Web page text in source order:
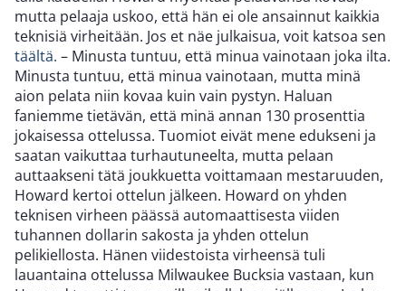
mutta pelaaja uskoo, että hän ei ole ansainnut kaikkia
teknisiä virheitään. Jos et näe julkaisua, voit katsoa sen
täältä. – Minusta tuntuu, että minua vainotaan joka ilta.
Minusta tuntuu, että minua vainotaan, mutta minä
aion pelata niin kovaa kuin vain pystyn. Haluan
faniemme tietävän, että minä annan 130 prosenttia
jokaisessa ottelussa. Tuomiot eivät mene edukseni ja
saatan vaikuttaa turhautuneelta, mutta pelaan
auttaakseni tätä joukkuetta voittamaan mestaruuden,
Howard kertoi ottelun jälkeen. Howard on yhden
teknisen virheen päässä automaattisesta viiden
tuhannen dollarin sakosta ja yhden ottelun
pelikiellosta. Hänen viidestoista virheensä tuli
lauantaina ottelussa Milwaukee Bucksia vastaan, kun